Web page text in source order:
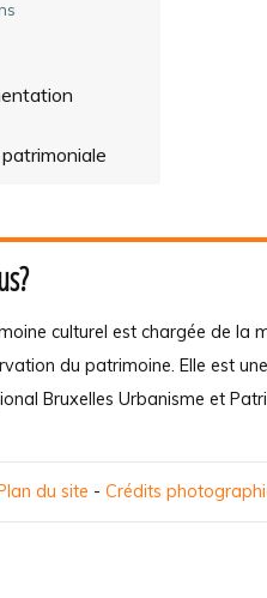
culturel est chargée de la
du patrimoine. Elle est
Bruxelles Urbanisme et
du site - Crédits